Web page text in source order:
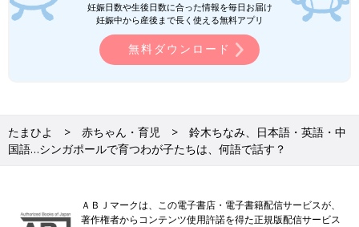
妊娠日数や生後日数に合った情報を毎日お届け
妊娠中から産後まで長く使える無料アプリ
無料ダウンロード
たまひよ 赤ちゃん・育児
鈴木ちなみ、日本語・英語・中
国語…シンガポールで育つわが子たちは、何語で話す？
ＡＢＪマークは、この電子書店・電子書籍配信サービスが、
著作権者からコンテンツ使用許諾を得た正規版配信サービス